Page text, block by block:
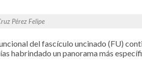
Pérez Felipe
del fascículo uncinado (FU)
habrindado un panorama más